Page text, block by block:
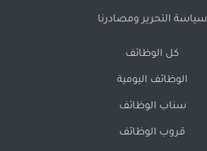
سياسة التحرير ومصادرنا
كل الوظائف
الوظائف اليومية
سناب الوظائف
قروب الوظائف